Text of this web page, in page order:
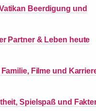
Beerdigung und
Partner & Leben heute
Filme und
Spielspaß und